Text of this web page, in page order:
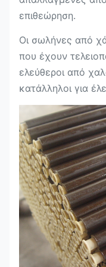
επιθεώρηση.
Οι σωλήνες από
που έχουν
ελεύθεροι από
κατάλληλοι για